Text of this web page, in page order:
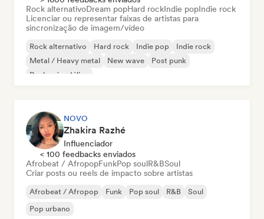
Rock alternativoDream popHard rockIndie popIndie rock
Licenciar ou representar faixas de artistas para
sincronização de imagem/vídeo
Rock alternativo Hard rock Indie pop
Indie rock
Metal / Heavy metal
New wave
Post punk
Rock psicodélico
NOVO
Zhakira Razhé
Influenciador
< 100 feedbacks enviados
Afrobeat / AfropopFunkPop soulR&BSoul
Criar posts ou reels de impacto sobre artistas
Afrobeat / Afropop Funk Pop soul R&B
Soul
Pop urbano